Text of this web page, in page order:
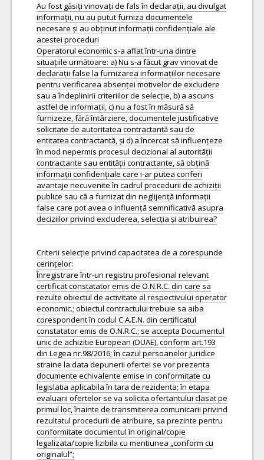
Au fost găsiți vinovați de fals în declarații, au divulgat
informații, nu au putut furniza documentele
necesare și au obținut informații confidențiale ale
acestei proceduri
Operatorul economic s-a aflat într-una dintre
situațiile următoare: a) Nu s-a făcut grav vinovat de
declarații false la furnizarea informațiilor necesare
pentru verificarea absenței motivelor de excludere
sau a îndeplinirii criteriilor de selecție, b) a ascuns
astfel de informații, c) nu a fost în măsură să
furnizeze, fără întârziere, documentele justificative
solicitate de autoritatea contractantă sau de
entitatea contractantă, și d) a încercat să influențeze
în mod nepermis procesul decizional al autorității
contractante sau entității contractante, să obțină
informații confidențiale care i-ar putea conferi
avantaje necuvenite în cadrul procedurii de achiziții
publice sau că a furnizat din neglijență informații
false care pot avea o influență semnificativă asupra
deciziilor privind excluderea, selecția și atribuirea?
Criterii selecție privind capacitatea de a corespunde
cerințelor:
Înregistrare într-un registru profesional relevant
certificat constatator emis de O.N.R.C. din care sa
rezulte obiectul de activitate al respectivului operator
economic.; obiectul contractului trebuie sa aiba
corespondent în codul C.A.E.N. din certificatul
constatator emis de O.N.R.C.; se accepta Documentul
unic de achizitie European (DUAE), conform art.193
din Legea nr.98/2016; în cazul persoanelor juridice
straine la data depunerii ofertei se vor prezenta
documente echivalente emise in conformitate cu
legislatia aplicabila în tara de rezidenta; în etapa
evaluarii ofertelor se va solicita ofertantului clasat pe
primul loc, înainte de transmiterea comunicarii privind
rezultatul procedurii de atribuire, sa prezinte pentru
conformitate documentul în original/copie
legalizata/copie lizibila cu mentiunea „conform cu
originalul”;